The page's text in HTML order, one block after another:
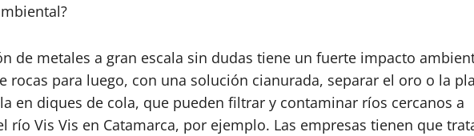
de metales a gran escala sin dudas tiene un fuerte impacto
rocas para luego, con una solución cianurada, separar el oro o la
en diques de cola, que pueden filtrar y contaminar ríos cercanos a
río Vis Vis en Catamarca, por ejemplo. Las empresas tienen que